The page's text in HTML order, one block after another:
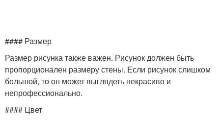
#### Размер
Размер рисунка также важен. Рисунок должен быть
пропорционален размеру стены. Если рисунок слишком
большой, то он может выглядеть некрасиво и
непрофессионально.
#### Цвет